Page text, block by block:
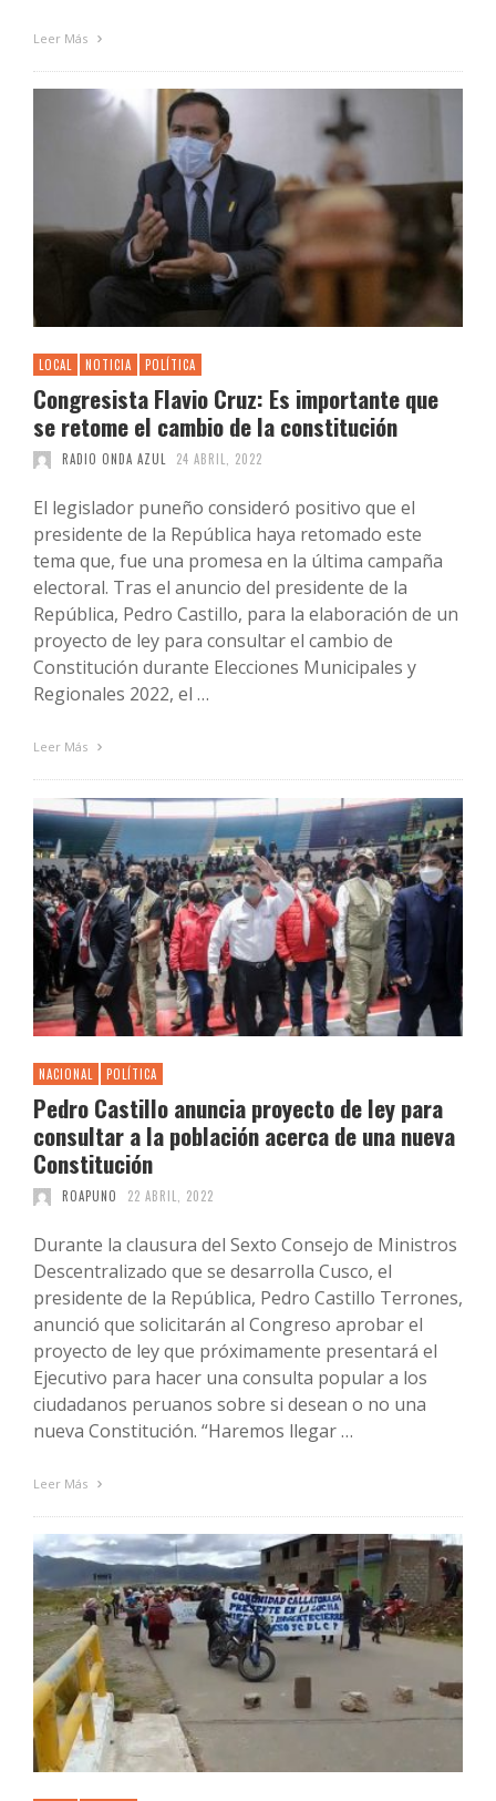
Leer Más
LOCAL NOTICIA POLÍTICA
Congresista Flavio Cruz: Es importante que
se retome el cambio de la constitución
RADIO ONDA AZUL 24 ABRIL, 2022
El legislador puneño consideró positivo que el
presidente de la República haya retomado este
tema que, fue una promesa en la última campaña
electoral. Tras el anuncio del presidente de la
República, Pedro Castillo, para la elaboración de un
proyecto de ley para consultar el cambio de
Constitución durante Elecciones Municipales y
Regionales 2022, el …
Leer Más
NACIONAL POLÍTICA
Pedro Castillo anuncia proyecto de ley para
consultar a la población acerca de una nueva
Constitución
ROAPUNO 22 ABRIL, 2022
Durante la clausura del Sexto Consejo de Ministros
Descentralizado que se desarrolla Cusco, el
presidente de la República, Pedro Castillo Terrones,
anunció que solicitarán al Congreso aprobar el
proyecto de ley que próximamente presentará el
Ejecutivo para hacer una consulta popular a los
ciudadanos peruanos sobre si desean o no una
nueva Constitución. “Haremos llegar …
Leer Más